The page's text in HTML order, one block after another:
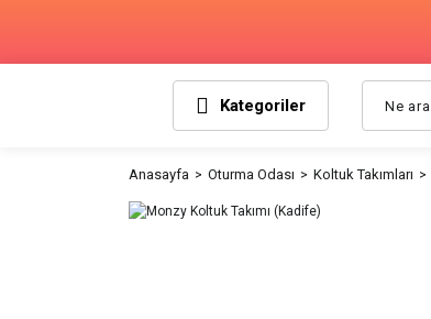
Kategoriler
Anasayfa Oturma Odası Koltuk Takımları